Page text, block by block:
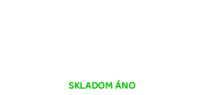
SKLADOM ÁNO